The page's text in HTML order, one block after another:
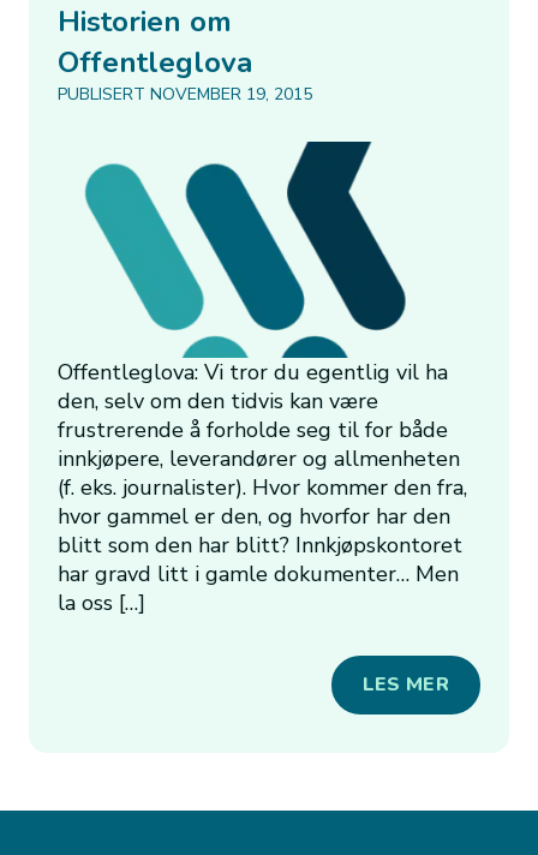
Historien om
Offentleglova
PUBLISERT NOVEMBER 19, 2015
Offentleglova: Vi tror du egentlig vil ha
den, selv om den tidvis kan være
frustrerende å forholde seg til for både
innkjøpere, leverandører og allmenheten
(f. eks. journalister). Hvor kommer den fra,
hvor gammel er den, og hvorfor har den
blitt som den har blitt? Innkjøpskontoret
har gravd litt i gamle dokumenter… Men
la oss […]
LES MER